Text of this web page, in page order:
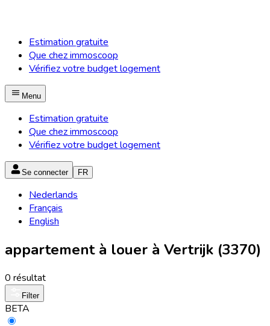
Estimation gratuite
Que chez immoscoop
Vérifiez votre budget logement
Menu
Estimation gratuite
Que chez immoscoop
Vérifiez votre budget logement
Se connecter FR
Nederlands
Français
English
appartement à louer à Vertrijk (3370)
0 résultat
Filter
BETA